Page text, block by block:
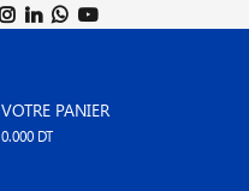
VOTRE PANIER
0.000 DT